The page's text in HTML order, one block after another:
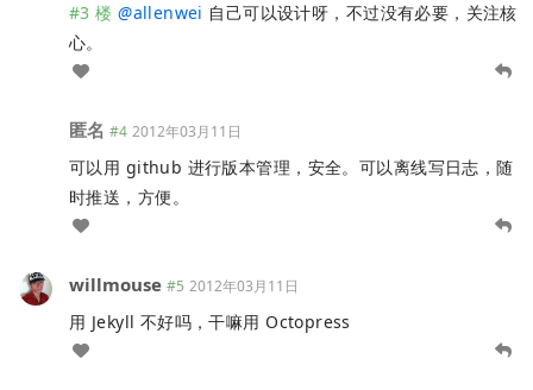
#3 楼 @allenwei 自己可以设计呀，不过没有必要，关注核
心。
匿名 #4 2012年03月11日
可以用 github 进行版本管理，安全。可以离线写日志，随
时推送，方便。
willmouse #5 2012年03月11日
用 Jekyll 不好吗，干嘛用 Octopress